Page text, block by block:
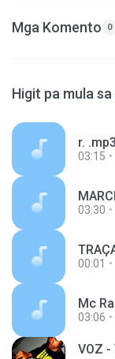
Mga Komento 0
Higit pa mula
r. .mp3
03:15
03:30
00:01
Mc
03:06
VOZ -